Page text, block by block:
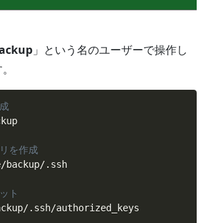
」という名のユーザーで操作し
を作成
backup/.ssh
ト
.ssh/authorized_keys